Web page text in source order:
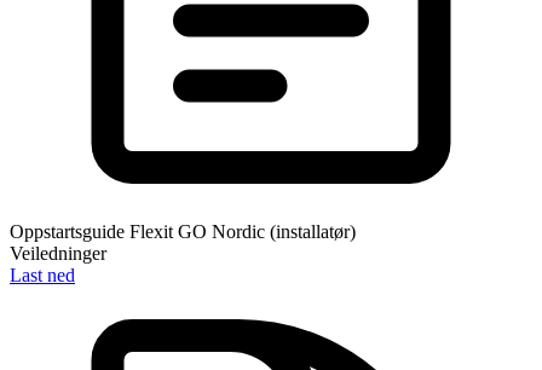
Oppstartsguide Flexit GO Nordic (installatør)
Veiledninger
Last ned